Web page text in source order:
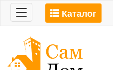
Toggle
navigation
Каталог